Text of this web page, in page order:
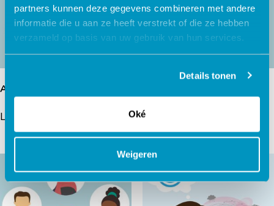
partners kunnen deze gegevens combineren met andere
informatie die u aan ze heeft verstrekt of die ze hebben
verzameld op basis van uw gebruik van hun services.
Details tonen
Oké
Weigeren
Alcoholgebruik bijhouden
Lees verder Lees verder